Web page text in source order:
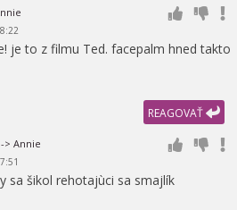
je to z filmu Ted. facepalm hned takto
REAGOVAŤ
-> Annie
sa šikol rehotajùci sa smajlík